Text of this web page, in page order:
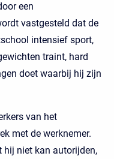
een
vastgesteld dat de
intensief sport,
traint, hard
doet waarbij hij zijn
van het
met de werknemer.
hij niet kan autorijden,